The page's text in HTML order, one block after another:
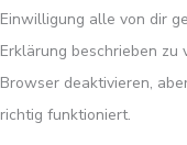
Einwilligung alle von dir
Erklärung beschrieben
Browser deaktivieren,
richtig funktioniert.